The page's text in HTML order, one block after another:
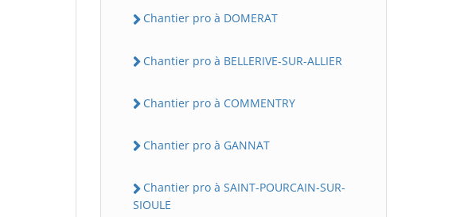
Chantier pro à DOMERAT
Chantier pro à BELLERIVE-SUR-ALLIER
Chantier pro à COMMENTRY
Chantier pro à GANNAT
Chantier pro à SAINT-POURCAIN-SUR-
SIOULE